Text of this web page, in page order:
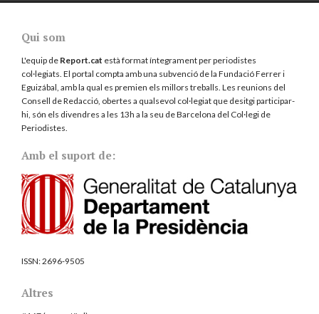
Qui som
L'equip de Report.cat està format íntegrament per periodistes
col·legiats. El portal compta amb una subvenció de la Fundació Ferrer i
Eguizábal, amb la qual es premien els millors treballs. Les reunions del
Consell de Redacció, obertes a qualsevol col·legiat que desitgi participar-
hi, són els divendres a les 13h a la seu de Barcelona del Col·legi de
Periodistes
Amb el suport de:
ISSN:2696-9505
Altres